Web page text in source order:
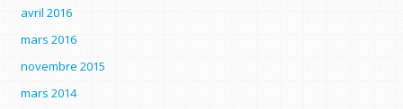
avril 2016
mars 2016
novembre 2015
mars 2014